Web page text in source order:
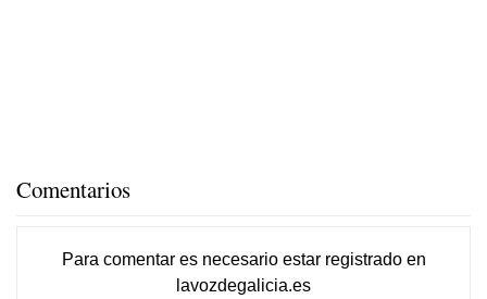
Comentarios
Para comentar es necesario estar registradoen
lavozdegalicia.es